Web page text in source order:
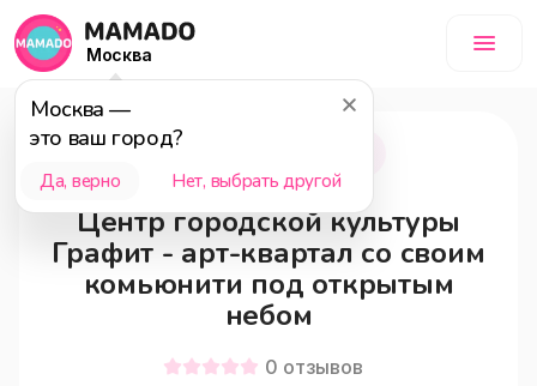
Москва
Москва —
это ваш город?
Да, верно Нет, выбрать другой
Москва
Центр городской культуры
Графит - арт-квартал со своим
комьюнити под открытым
небом
0 отзывов